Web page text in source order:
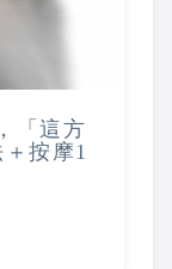
「這方
按摩1